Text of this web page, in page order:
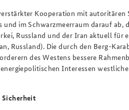
Kooperation mit autoritären
und im Schwarzmeerraum darauf
Russland und der Iran aktuell für
Russland). Die durch den Berg-
des Westens bessere
Interessen
Sicherheit